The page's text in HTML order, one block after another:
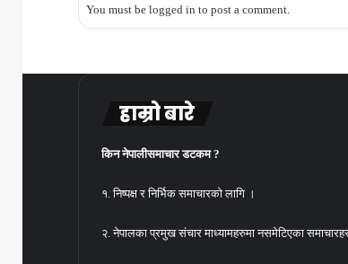
You must be logged in to post a comment.
हाम्रो बारे
किन नेपालीसमाचार डटकम ?
१. निष्पक्ष र निर्भिक समाचारको लागि ।
२. नेपालका प्रमुख संचार माध्यामहरुमा नसमेटिएका